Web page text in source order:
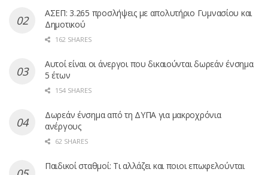
ΑΣΕΠ: 3.265 προσλήψεις με απολυτήριο Γυμνασίου και
Δημοτικού
162 SHARES
Αυτοί είναι οι άνεργοι που δικαιούνται δωρεάν ένσημα
5 έτων
154 SHARES
Δωρεάν ένσημα από τη ΔΥΠΑ για μακροχρόνια
ανέργους
62 SHARES
Παιδικοί σταθμοί: Τι αλλάζει και ποιοι επωφελούνται